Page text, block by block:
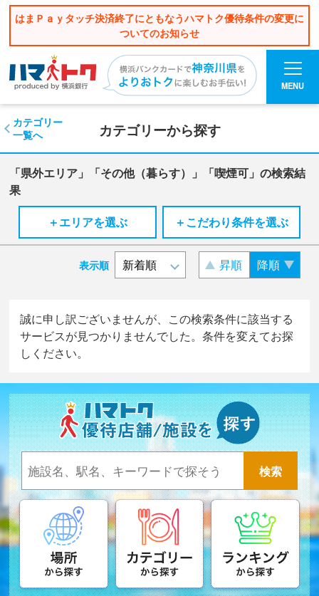
はまＰａｙタッチ決済終了にともなうハマトク優待条件の変更に
ついてのお知らせ
MENU
カテゴリーから探す
カテゴリー
一覧へ
「県外エリア」「その他（暮らす）」「喫煙可」の検索結
果
＋エリアを選ぶ
＋こだわり条件を選ぶ
表示順 昇順 降順
誠に申し訳ございませんが、この検索条件に該当する
サービスが見つかりませんでした。条件を変えてお探
しください。